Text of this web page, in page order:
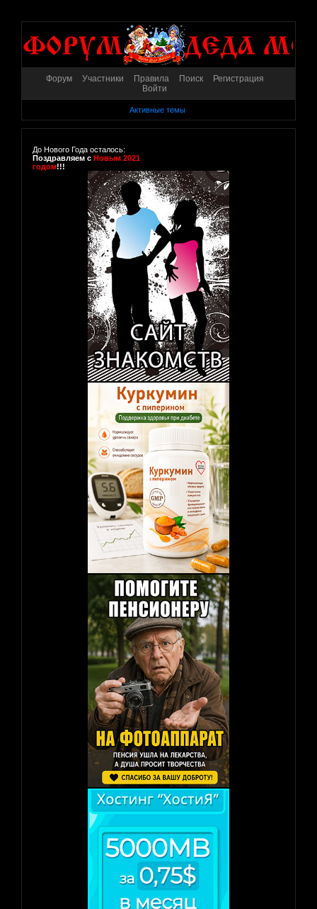
Форум Участники Правила Поиск
Регистрация
Войти
Активные темы
До Нового Года осталось:
Поздравляем с Новым 2021
годом!!!